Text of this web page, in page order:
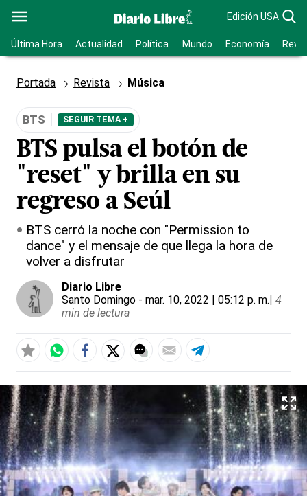
Edición USA
Última Hora Actualidad Política Mundo Economía
Portada Revista Música
BTS SEGUIR TEMA +
BTS pulsa el botón de
"reset" y brilla en su
regreso a Seúl
BTS cerró la noche con "Permission to
dance" y el mensaje de que llega la hora de
volver a disfrutar
Diario Libre
Santo Domingo - mar. 10, 2022 | 05:12 p. m.| 4
min de lectura